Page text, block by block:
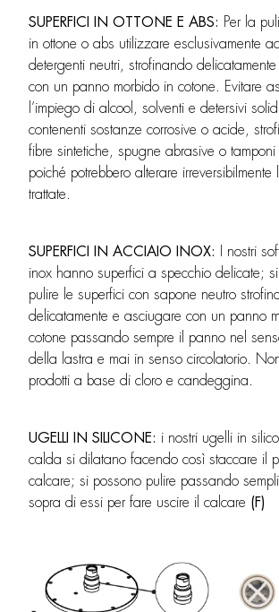
SUPERFICI IN OTTONE E ABS: Per la
in ottone o abs utilizzare esclusivamente
detergenti neutri, strofinando
con un panno morbido in cotone. Evitare
l’impiego di alcool, solventi e detersivi
contenenti sostanze corrosive o acide,
fibre sintetiche, spugne abrasive o tamponi
poiché potrebbero alterare irreversibilmente
trattate.
SUPERFICI IN ACCIAIO INOX:
I nostri
inox hanno superfici a specchio delicate;
pulire le superfici con sapone neutro
delicatamente e asciugare con un panno
cotone passando sempre il panno nel
della lastra e mai in senso circolatorio.
prodotti a base di cloro e candeggina.
UGELLI IN SILICONE: i nostri ugelli in
calda si dilatano facendo così staccare il
calcare; si possono pulire passando
sopra di essi per fare uscire il calcare (F)